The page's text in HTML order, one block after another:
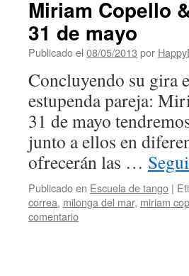
Miriam Copello
31 de mayo
Publicado el 08/05/2013 por
Concluyendo su gira
estupenda pareja:
31 de mayo
junto a ellos en
ofrecerán las …
Publicado en Escuela de tango |
correa, milonga del mar, miriam
comentario